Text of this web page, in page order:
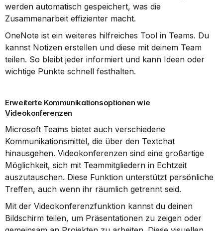
werden automatisch gespeichert, was die
Zusammenarbeit effizienter macht.
OneNote ist ein weiteres hilfreiches Tool in Teams. Du
kannst Notizen erstellen und diese mit deinem Team
teilen. So bleibt jeder informiert und kann Ideen oder
wichtige Punkte schnell festhalten.
Erweiterte Kommunikationsoptionen wie
Videokonferenzen
Microsoft Teams bietet auch verschiedene
Kommunikationsmittel, die über den Textchat
hinausgehen. Videokonferenzen sind eine großartige
Möglichkeit, sich mit Teammitgliedern in Echtzeit
auszutauschen. Diese Funktion unterstützt persönliche
Treffen, auch wenn ihr räumlich getrennt seid.
Mit der Videokonferenzfunktion kannst du deinen
Bildschirm teilen, um Präsentationen zu zeigen oder